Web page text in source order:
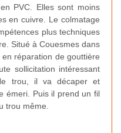
PVC. Elles sont moins
en cuivre. Le colmatage
plus techniques
Situé à Couesmes dans
réparation de gouttière
sollicitation intéressant
trou, il va décaper et
émeri. Puis il prend un fil
trou même.